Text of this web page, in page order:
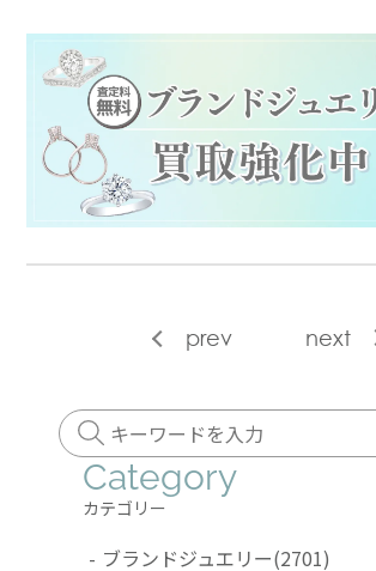
prev next
Category
カテゴリー
- ブランドジュエリー(2701)